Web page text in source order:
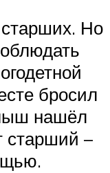
старших. Но
бросил
нашёл
старший –